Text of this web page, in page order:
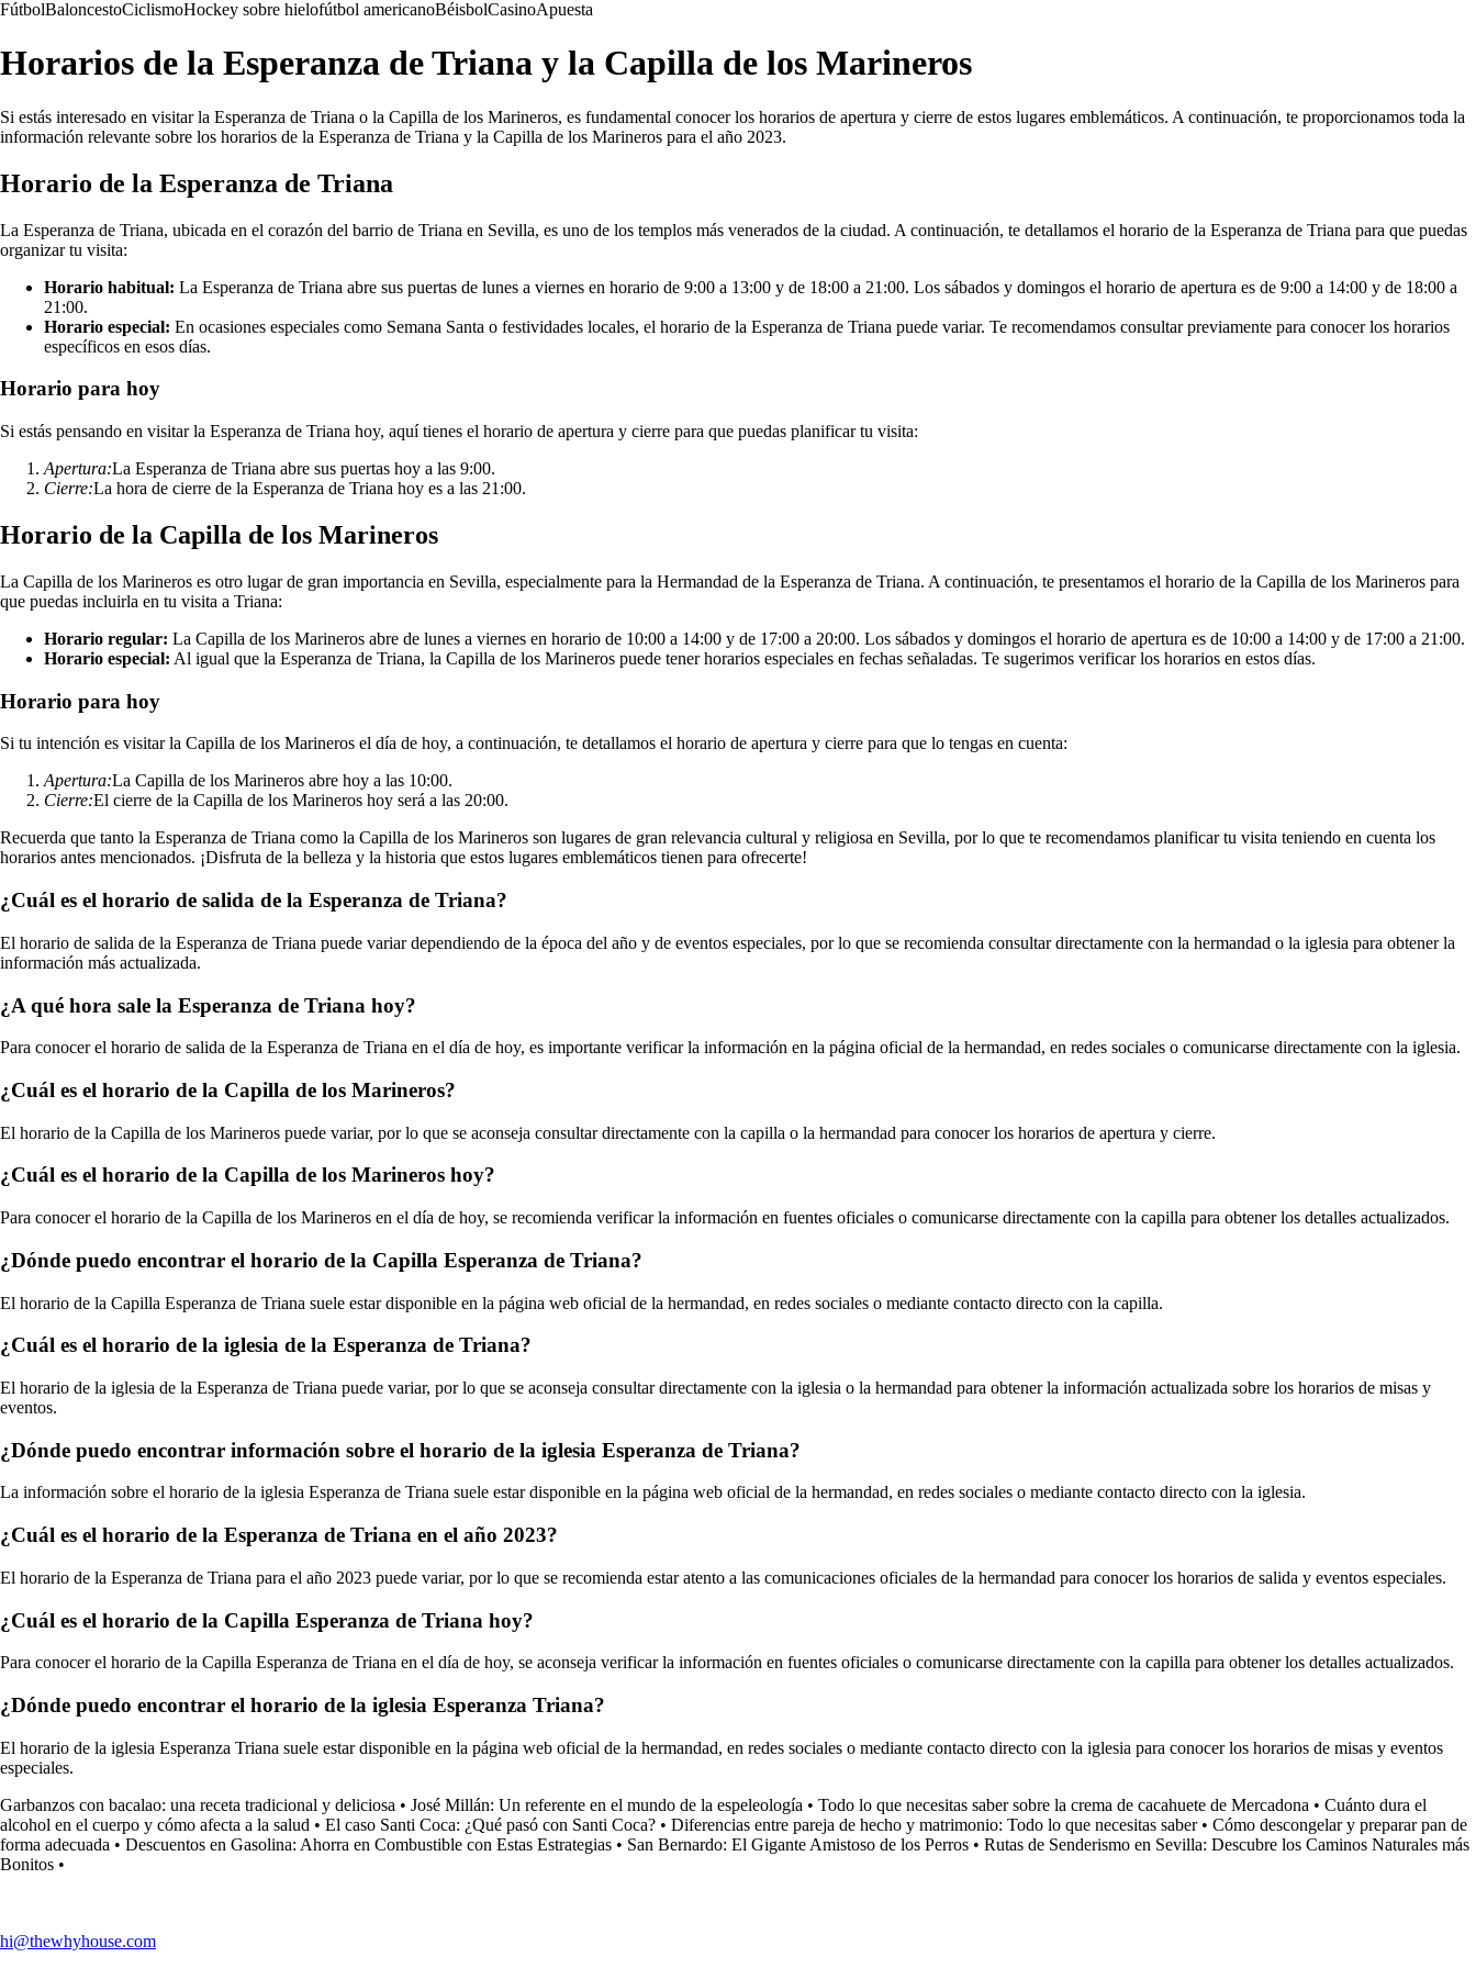
FútbolBaloncestoCiclismoHockey sobre hielofútbol americanoBéisbolCasinoApuesta
Horarios de la Esperanza de Triana y la Capilla de los Marineros
Si estás interesado en visitar la Esperanza de Triana o la Capilla de los Marineros, es fundamental conocer los horarios de apertura y cierre de estos lugares emblemáticos. A continuación, te proporcionamos toda la
información relevante sobre los horarios de la Esperanza de Triana y la Capilla de los Marineros para el año 2023.
Horario de la Esperanza de Triana
La Esperanza de Triana, ubicada en el corazón del barrio de Triana en Sevilla, es uno de los templos más venerados de la ciudad. A continuación, te detallamos el horario de la Esperanza de Triana para que puedas
organizar tu visita:
Horario habitual: La Esperanza de Triana abre sus puertas de lunes a viernes en horario de 9:00 a 13:00 y de 18:00 a 21:00. Los sábados y domingos el horario de apertura es de 9:00 a 14:00 y de 18:00 a
21:00.
Horario especial: En ocasiones especiales como Semana Santa o festividades locales, el horario de la Esperanza de Triana puede variar. Te recomendamos consultar previamente para conocer los horarios
específicos en esos días.
Horario para hoy
Si estás pensando en visitar la Esperanza de Triana hoy, aquí tienes el horario de apertura y cierre para que puedas planificar tu visita:
Apertura:La Esperanza de Triana abre sus puertas hoy a las 9:00.
Cierre:La hora de cierre de la Esperanza de Triana hoy es a las 21:00.
Horario de la Capilla de los Marineros
La Capilla de los Marineros es otro lugar de gran importancia en Sevilla, especialmente para la Hermandad de la Esperanza de Triana. A continuación, te presentamos el horario de la Capilla de los Marineros para
que puedas incluirla en tu visita a Triana:
Horario regular: La Capilla de los Marineros abre de lunes a viernes en horario de 10:00 a 14:00 y de 17:00 a 20:00. Los sábados y domingos el horario de apertura es de 10:00 a 14:00 y de 17:00 a 21:00.
Horario especial: Al igual que la Esperanza de Triana, la Capilla de los Marineros puede tener horarios especiales en fechas señaladas. Te sugerimos verificar los horarios en estos días.
Horario para hoy
Si tu intención es visitar la Capilla de los Marineros el día de hoy, a continuación, te detallamos el horario de apertura y cierre para que lo tengas en cuenta:
Apertura:La Capilla de los Marineros abre hoy a las 10:00.
Cierre:El cierre de la Capilla de los Marineros hoy será a las 20:00.
Recuerda que tanto la Esperanza de Triana como la Capilla de los Marineros son lugares de gran relevancia cultural y religiosa en Sevilla, por lo que te recomendamos planificar tu visita teniendo en cuenta los
horarios antes mencionados. ¡Disfruta de la belleza y la historia que estos lugares emblemáticos tienen para ofrecerte!
¿Cuál es el horario de salida de la Esperanza de Triana?
El horario de salida de la Esperanza de Triana puede variar dependiendo de la época del año y de eventos especiales, por lo que se recomienda consultar directamente con la hermandad o la iglesia para obtener la
información más actualizada.
¿A qué hora sale la Esperanza de Triana hoy?
Para conocer el horario de salida de la Esperanza de Triana en el día de hoy, es importante verificar la información en la página oficial de la hermandad, en redes sociales o comunicarse directamente con la iglesia.
¿Cuál es el horario de la Capilla de los Marineros?
El horario de la Capilla de los Marineros puede variar, por lo que se aconseja consultar directamente con la capilla o la hermandad para conocer los horarios de apertura y cierre.
¿Cuál es el horario de la Capilla de los Marineros hoy?
Para conocer el horario de la Capilla de los Marineros en el día de hoy, se recomienda verificar la información en fuentes oficiales o comunicarse directamente con la capilla para obtener los detalles actualizados.
¿Dónde puedo encontrar el horario de la Capilla Esperanza de Triana?
El horario de la Capilla Esperanza de Triana suele estar disponible en la página web oficial de la hermandad, en redes sociales o mediante contacto directo con la capilla.
¿Cuál es el horario de la iglesia de la Esperanza de Triana?
El horario de la iglesia de la Esperanza de Triana puede variar, por lo que se aconseja consultar directamente con la iglesia o la hermandad para obtener la información actualizada sobre los horarios de misas y
eventos.
¿Dónde puedo encontrar información sobre el horario de la iglesia Esperanza de Triana?
La información sobre el horario de la iglesia Esperanza de Triana suele estar disponible en la página web oficial de la hermandad, en redes sociales o mediante contacto directo con la iglesia.
¿Cuál es el horario de la Esperanza de Triana en el año 2023?
El horario de la Esperanza de Triana para el año 2023 puede variar, por lo que se recomienda estar atento a las comunicaciones oficiales de la hermandad para conocer los horarios de salida y eventos especiales.
¿Cuál es el horario de la Capilla Esperanza de Triana hoy?
Para conocer el horario de la Capilla Esperanza de Triana en el día de hoy, se aconseja verificar la información en fuentes oficiales o comunicarse directamente con la capilla para obtener los detalles actualizados.
¿Dónde puedo encontrar el horario de la iglesia Esperanza Triana?
El horario de la iglesia Esperanza Triana suele estar disponible en la página web oficial de la hermandad, en redes sociales o mediante contacto directo con la iglesia para conocer los horarios de misas y eventos
especiales.
Garbanzos con bacalao: una receta tradicional y deliciosa • José Millán: Un referente en el mundo de la espeleología • Todo lo que necesitas saber sobre la crema de cacahuete de Mercadona • Cuánto dura el
alcohol en el cuerpo y cómo afecta a la salud • El caso Santi Coca: ¿Qué pasó con Santi Coca? • Diferencias entre pareja de hecho y matrimonio: Todo lo que necesitas saber• Cómo descongelar y preparar pan de
forma adecuada • Descuentos en Gasolina: Ahorra en Combustible con Estas Estrategias • San Bernardo: El Gigante Amistoso de los Perros • Rutas de Senderismo en Sevilla: Descubre los Caminos Naturales más
Bonitos •
hi@thewhyhouse.com